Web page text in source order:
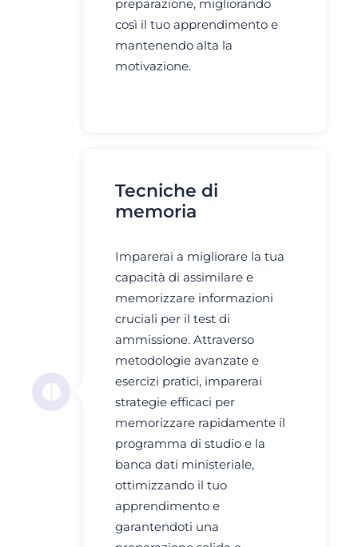
preparazione, migliorando
così il tuo apprendimento e
mantenendo alta la
motivazione.
Tecniche di
memoria
Imparerai a migliorare la tua
capacità di assimilare e
memorizzare informazioni
cruciali per il test di
ammissione. Attraverso
metodologie avanzate e
esercizi pratici, imparerai
strategie efficaci per
memorizzare rapidamente il
programma di studio e la
banca dati ministeriale,
ottimizzando il tuo
apprendimento e
garantendoti una